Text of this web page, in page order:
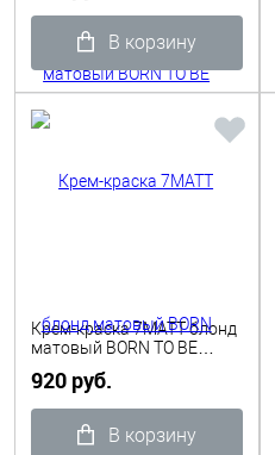
В корзину
Крем-краска 7MATT блонд
матовый BORN TO BE
Shot
920 руб.
В корзину